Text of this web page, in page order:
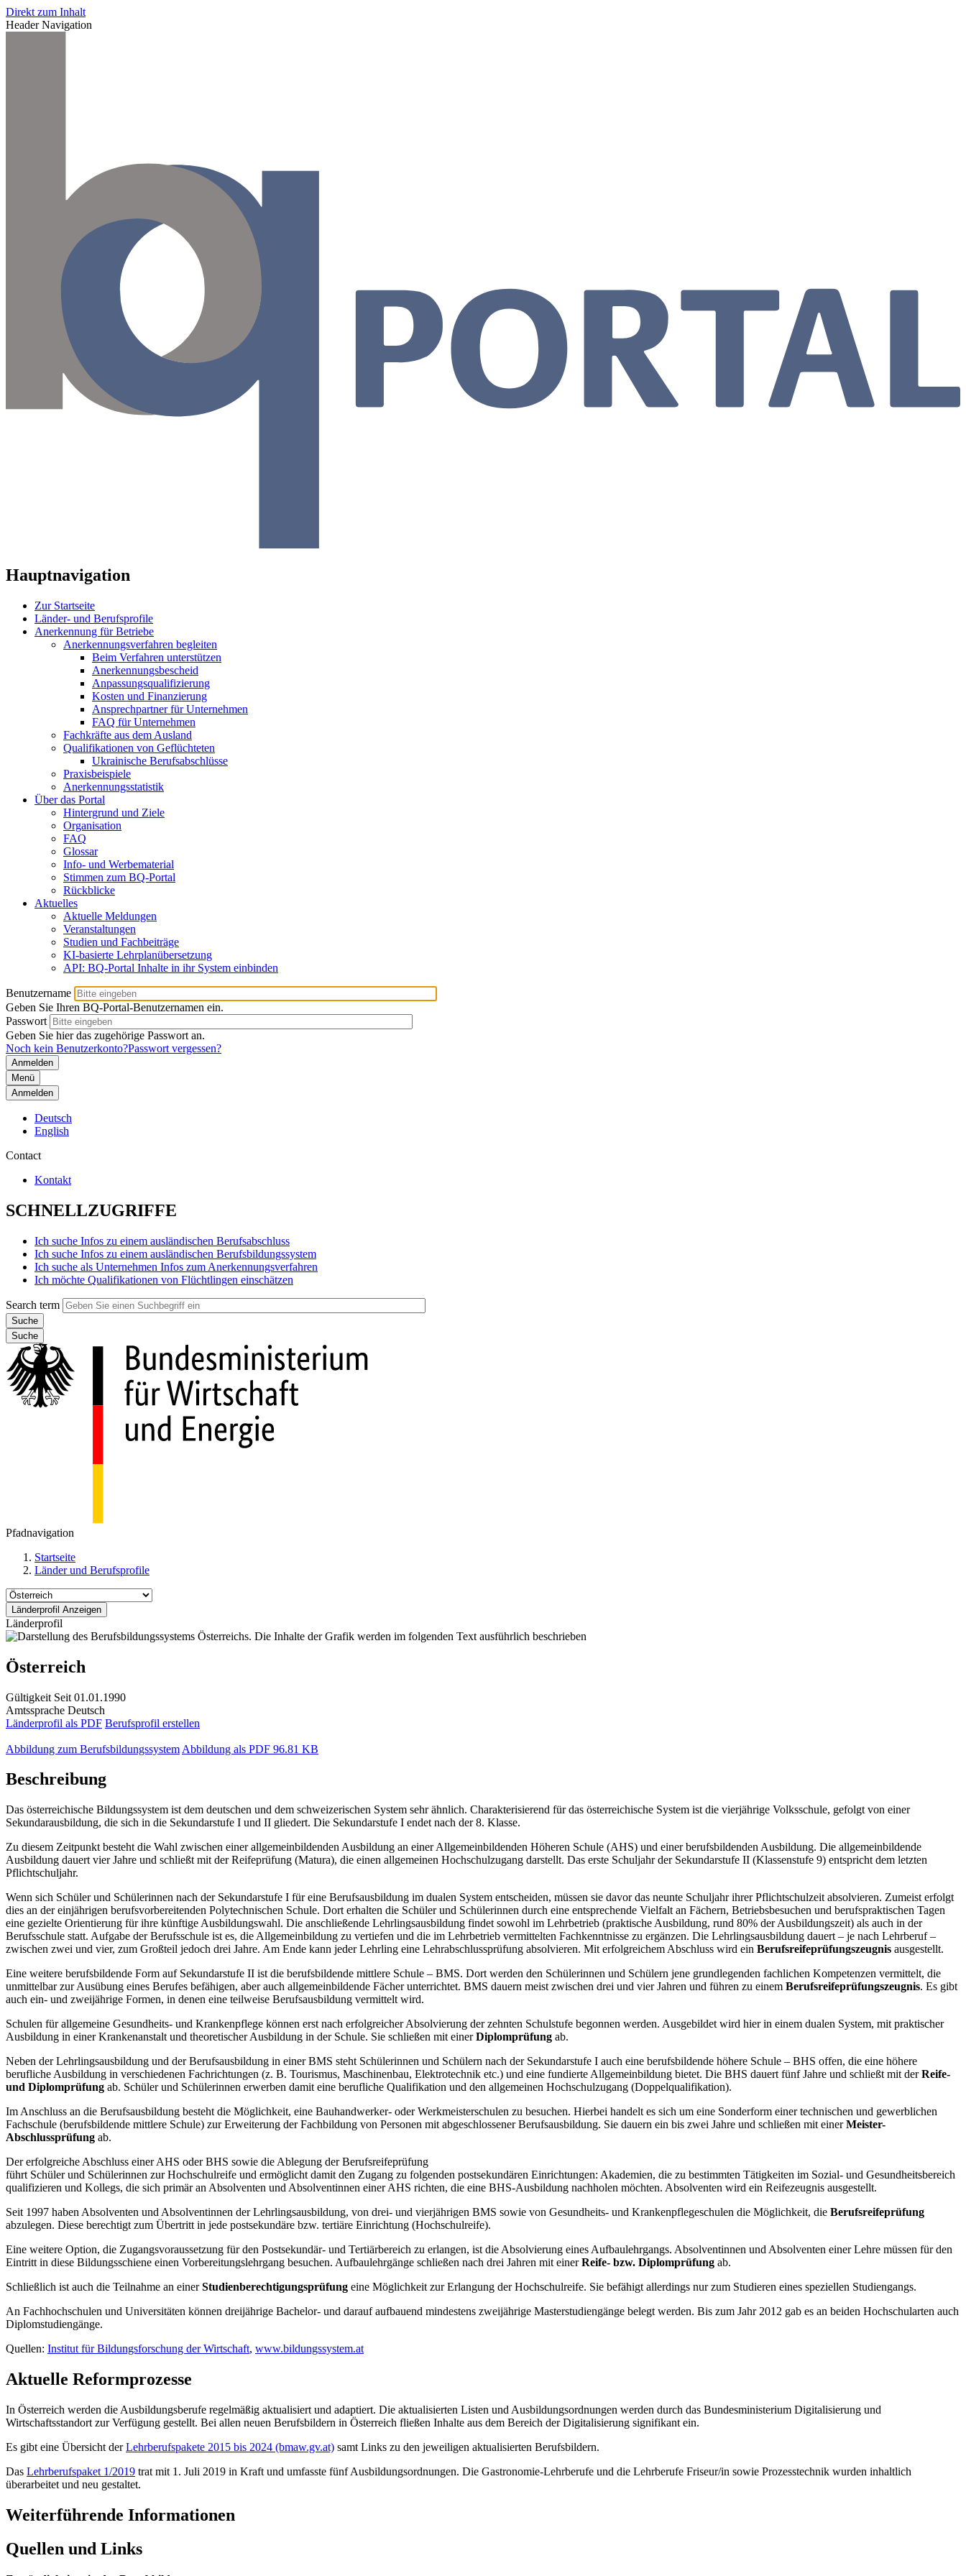
Direkt zum Inhalt
Header Navigation
Hauptnavigation
Zur Startseite
Länder- und Berufsprofile
Anerkennung für Betriebe
Anerkennungsverfahren begleiten
Beim Verfahren unterstützen
Anerkennungsbescheid
Anpassungsqualifizierung
Kosten und Finanzierung
Ansprechpartner für Unternehmen
FAQ für Unternehmen
Fachkräfte aus dem Ausland
Qualifikationen von Geflüchteten
Ukrainische Berufsabschlüsse
Praxisbeispiele
Anerkennungsstatistik
Über das Portal
Hintergrund und Ziele
Organisation
FAQ
Glossar
Info- und Werbematerial
Stimmen zum BQ-Portal
Rückblicke
Aktuelles
Aktuelle Meldungen
Veranstaltungen
Studien und Fachbeiträge
KI-basierte Lehrplanübersetzung
API: BQ-Portal Inhalte in ihr System einbinden
Benutzername
Geben Sie Ihren BQ-Portal-Benutzernamen ein.
Passwort
Geben Sie hier das zugehörige Passwort an.
Noch kein Benutzerkonto?Passwort vergessen?
Menü
Anmelden
Deutsch
English
Contact
Kontakt
SCHNELLZUGRIFFE
Ich suche Infos zu einem ausländischen Berufsabschluss
Ich suche Infos zu einem ausländischen Berufsbildungssystem
Ich suche als Unternehmen Infos zum Anerkennungsverfahren
Ich möchte Qualifikationen von Flüchtlingen einschätzen
Search term
Suche
Pfadnavigation
Startseite
Länder und Berufsprofile
Länderprofil
Österreich
Gültigkeit Seit 01.01.1990
Amtssprache Deutsch
Länderprofil als PDF Berufsprofil erstellen
Abbildung zum Berufsbildungssystem Abbildung als PDF 96.81 KB
Beschreibung
Das österreichische Bildungssystem ist dem deutschen und dem schweizerischen System sehr ähnlich. Charakterisierend für das österreichische System ist die vierjährige Volksschule, gefolgt von einer
Sekundarausbildung, die sich in die Sekundarstufe I und II gliedert. Die Sekundarstufe I endet nach der 8. Klasse.
Zu diesem Zeitpunkt besteht die Wahl zwischen einer allgemeinbildenden Ausbildung an einer Allgemeinbildenden Höheren Schule (AHS) und einer berufsbildenden Ausbildung. Die allgemeinbildende
Ausbildung dauert vier Jahre und schließt mit der Reifeprüfung (Matura), die einen allgemeinen Hochschulzugang darstellt. Das erste Schuljahr der Sekundarstufe II (Klassenstufe 9) entspricht dem letzten
Pflichtschuljahr.
Wenn sich Schüler und Schülerinnen nach der Sekundarstufe I für eine Berufsausbildung im dualen System entscheiden, müssen sie davor das neunte Schuljahr ihrer Pflichtschulzeit absolvieren. Zumeist erfolgt
dies an der einjährigen berufsvorbereitenden Polytechnischen Schule. Dort erhalten die Schüler und Schülerinnen durch eine entsprechende Vielfalt an Fächern, Betriebsbesuchen und berufspraktischen Tagen
eine gezielte Orientierung für ihre künftige Ausbildungswahl. Die anschließende Lehrlingsausbildung findet sowohl im Lehrbetrieb (praktische Ausbildung, rund 80% der Ausbildungszeit) als auch in der
Berufsschule statt. Aufgabe der Berufsschule ist es, die Allgemeinbildung zu vertiefen und die im Lehrbetrieb vermittelten Fachkenntnisse zu ergänzen. Die Lehrlingsausbildung dauert – je nach Lehrberuf –
zwischen zwei und vier, zum Großteil jedoch drei Jahre. Am Ende kann jeder Lehrling eine Lehrabschlussprüfung absolvieren. Mit erfolgreichem Abschluss wird ein Berufsreifeprüfungszeugnis ausgestellt.
Eine weitere berufsbildende Form auf Sekundarstufe II ist die berufsbildende mittlere Schule – BMS. Dort werden den Schülerinnen und Schülern jene grundlegenden fachlichen Kompetenzen vermittelt, die
unmittelbar zur Ausübung eines Berufes befähigen, aber auch allgemeinbildende Fächer unterrichtet. BMS dauern meist zwischen drei und vier Jahren und führen zu einem Berufsreifeprüfungszeugnis. Es gibt
auch ein- und zweijährige Formen, in denen eine teilweise Berufsausbildung vermittelt wird.
Schulen für allgemeine Gesundheits- und Krankenpflege können erst nach erfolgreicher Absolvierung der zehnten Schulstufe begonnen werden. Ausgebildet wird hier in einem dualen System, mit praktischer
Ausbildung in einer Krankenanstalt und theoretischer Ausbildung in der Schule. Sie schließen mit einerDiplomprüfung ab.
Neben der Lehrlingsausbildung und der Berufsausbildung in einer BMS steht Schülerinnen und Schülern nach der Sekundarstufe I auch eine berufsbildende höhere Schule – BHS offen, die eine höhere
berufliche Ausbildung in verschiedenen Fachrichtungen (z. B. Tourismus, Maschinenbau, Elektrotechnik etc.) und eine fundierte Allgemeinbildung bietet. Die BHS dauert fünf Jahre und schließt mit derReife-
und Diplomprüfung ab. Schüler und Schülerinnen erwerben damit eine berufliche Qualifikation und den allgemeinen Hochschulzugang (Doppelqualifikation).
Im Anschluss an die Berufsausbildung besteht die Möglichkeit, eine Bauhandwerker- oder Werkmeisterschulen zu besuchen. Hierbei handelt es sich um eine Sonderform einer technischen und gewerblichen
Fachschule (berufsbildende mittlere Schule) zur Erweiterung der Fachbildung von Personen mit abgeschlossener Berufsausbildung. Sie dauern ein bis zwei Jahre und schließen mit einerMeister-
Abschlussprüfung ab.
Der erfolgreiche Abschluss einer AHS oder BHS sowie die Ablegung der Berufsreifeprüfung
führt Schüler und Schülerinnen zur Hochschulreife und ermöglicht damit den Zugang zu folgenden postsekundären Einrichtungen: Akademien, die zu bestimmten Tätigkeiten im Sozial- und Gesundheitsbereich
qualifizieren und Kollegs, die sich primär an Absolventen und Absolventinnen einer AHS richten, die eine BHS-Ausbildung nachholen möchten. Absolventen wird ein Reifezeugnis ausgestellt.
Seit 1997 haben Absolventen und Absolventinnen der Lehrlingsausbildung, von drei- und vierjährigen BMS sowie von Gesundheits- und Krankenpflegeschulen die Möglichkeit, die Berufsreifeprüfung
abzulegen. Diese berechtigt zum Übertritt in jede postsekundäre bzw. tertiäre Einrichtung (Hochschulreife).
Eine weitere Option, die Zugangsvoraussetzung für den Postsekundär- und Tertiärbereich zu erlangen, ist die Absolvierung eines Aufbaulehrgangs. Absolventinnen und Absolventen einer Lehre müssen für den
Eintritt in diese Bildungsschiene einen Vorbereitungslehrgang besuchen. Aufbaulehrgänge schließen nach drei Jahren mit einerReife- bzw. Diplomprüfung ab.
Schließlich ist auch die Teilnahme an einerStudienberechtigungsprüfung eine Möglichkeit zur Erlangung der Hochschulreife. Sie befähigt allerdings nur zum Studieren eines speziellen Studiengangs.
An Fachhochschulen und Universitäten können dreijährige Bachelor- und darauf aufbauend mindestens zweijährige Masterstudiengänge belegt werden. Bis zum Jahr 2012 gab es an beiden Hochschularten auch
Diplomstudiengänge.
Quellen: Institut für Bildungsforschung der Wirtschaft, www.bildungssystem.at
Aktuelle Reformprozesse
​In Österreich werden die Ausbildungsberufe regelmäßig aktualisiert und adaptiert. Die aktualisierten Listen und Ausbildungsordnungen werden durch das Bundesministerium Digitalisierung und
Wirtschaftsstandort zur Verfügung gestellt. Bei allen neuen Berufsbildern in Österreich fließen Inhalte aus dem Bereich der Digitalisierung signifikant ein.
Es gibt eine Übersicht derLehrberufspakete 2015 bis 2024 (bmaw.gv.at) samt Links zu den jeweiligen aktualisierten Berufsbildern.
Das Lehrberufspaket 1/2019 trat mit 1. Juli 2019 in Kraft und umfasste fünf Ausbildungsordnungen. Die Gastronomie-Lehrberufe und die Lehrberufe Friseur/in sowie Prozesstechnik wurden inhaltlich
überarbeitet und neu gestaltet.
Weiterführende Informationen
Quellen und Links